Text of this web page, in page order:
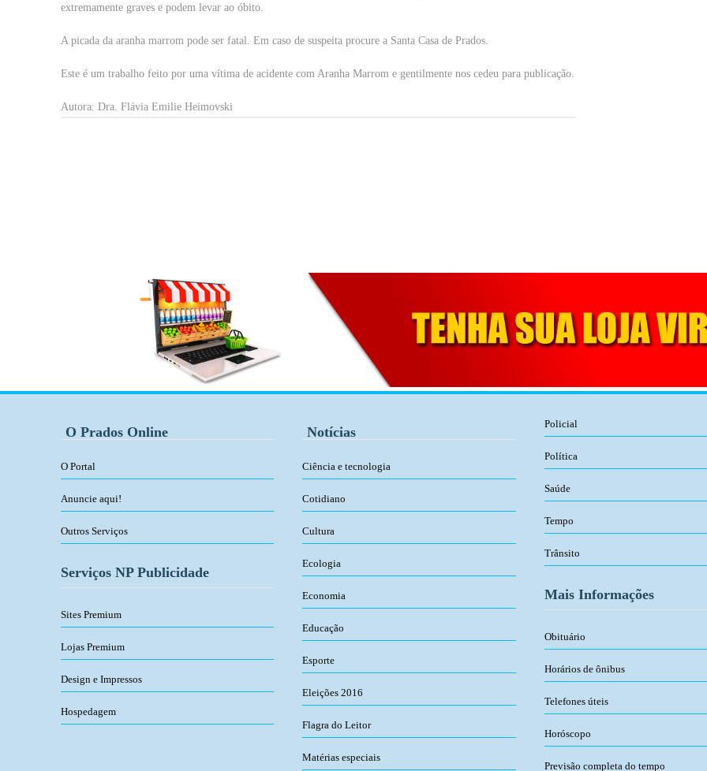
extremamente graves e podem levar ao óbito.
A picada da aranha marrom pode ser fatal. Em caso de suspeita procure a Santa Casa de Prados.
Este é um trabalho feito por uma vítima de acidente com Aranha Marrom e gentilmente nos cedeu para publicação.
Autora: Dra. Flávia Emilie Heimovski
O Prados Online
O Portal
Anuncie aqui!
Outros Serviços
Serviços NP Publicidade
Sites Premium
Lojas Premium
Design e Impressos
Hospedagem
Notícias
Ciência e tecnologia
Cotidiano
Cultura
Ecologia
Economia
Educação
Esporte
Eleições 2016
Flagra do Leitor
Matérias especiais
Policial
Política
Saúde
Tempo
Trânsito
Mais Informações
Obituário
Horários de ônibus
Telefones úteis
Horóscopo
Previsão completa do tempo